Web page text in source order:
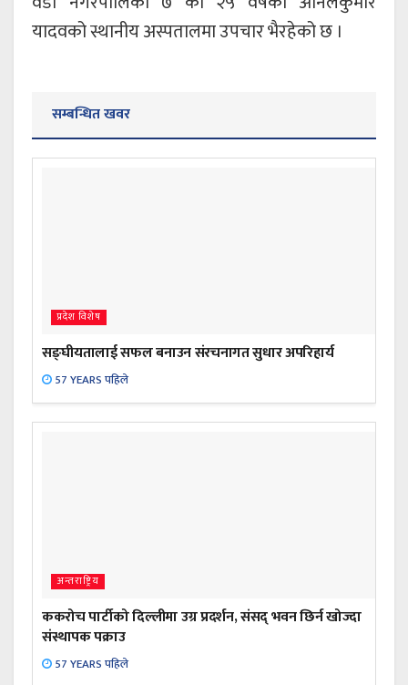
यादवको स्थानीय अस्पतालमा उपचार भैरहेको छ ।
सम्बन्धित खवर
प्रदेश विशेष
सङ्घीयतालाई सफल बनाउन संरचनागत सुधार अपरिहार्य
57 YEARS पहिले
अन्तराष्ट्रिय
ककरोच पार्टीको दिल्लीमा उग्र प्रदर्शन, संसद् भवन छिर्न खोज्दा
संस्थापक पक्राउ
57 YEARS पहिले